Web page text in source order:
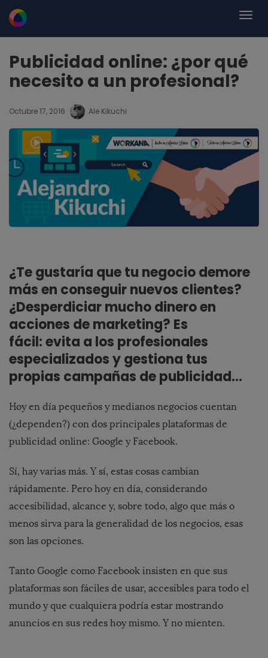
Publicidad online: ¿por qué
necesito a un profesional?
Octubre 17, 2016 Ale Kikuchi
¿Te gustaría que tu negocio demore
más en conseguir nuevos clientes?
¿Desperdiciar mucho dinero en
acciones de marketing? Es
fácil: evita a los profesionales
especializados y gestiona tus
propias campañas de publicidad…
Hoy en día pequeños y medianos negocios cuentan
(¿dependen?) con dos principales plataformas de
publicidad online: Google y Facebook.
Sí, hay varias más. Y sí, estas cosas cambian
rápidamente. Pero hoy en día, considerando
accesibilidad, alcance y, sobre todo, algo que más o
menos sirva para la generalidad de los negocios, esas
son las opciones.
Tanto Google como Facebook insisten en que sus
plataformas son fáciles de usar, accesibles para todo el
mundo y que cualquiera podría estar mostrando
anuncios en sus redes hoy mismo. Y no mienten.